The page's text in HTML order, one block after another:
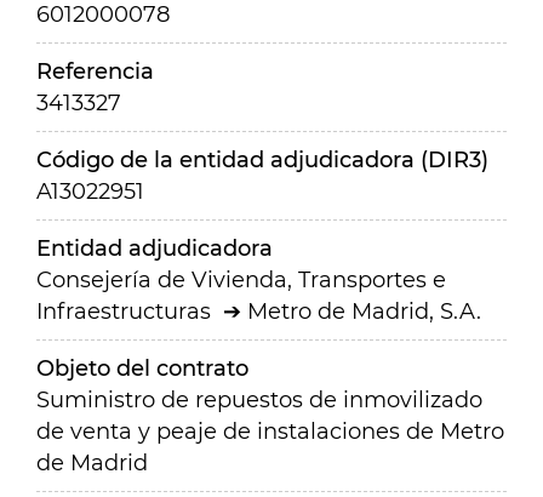
6012000078
Referencia
3413327
Código de la entidad adjudicadora (DIR3)
A13022951
Entidad adjudicadora
Consejería de Vivienda, Transportes e
Infraestructuras
Metro de Madrid, S.A.
Objeto del contrato
Suministro de repuestos de inmovilizado
de venta y peaje de instalaciones de Metro
de Madrid